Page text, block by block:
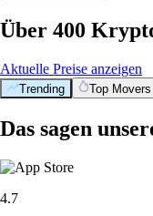
Über 400
Aktuelle Preise anzeigen
Trending Top Movers
Das sagen
4.7